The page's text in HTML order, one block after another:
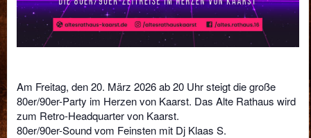
Am Freitag, den 20. März 2026 ab 20 Uhr steigt die große
80er/90er-Party im Herzen von Kaarst. Das Alte Rathaus wird
zum Retro-Headquarter von Kaarst.
80er/90er-Sound vom Feinsten mit Dj Klaas S.